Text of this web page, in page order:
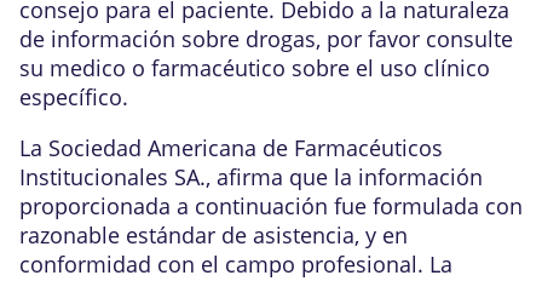
consejo para el paciente. Debido a la naturaleza
de información sobre drogas, por favor consulte
su medico o farmacéutico sobre el uso clínico
específico.
La Sociedad Americana de Farmacéuticos
Institucionales SA., afirma que la información
proporcionada a continuación fue formulada con
razonable estándar de asistencia, y en
conformidad con el campo profesional. La